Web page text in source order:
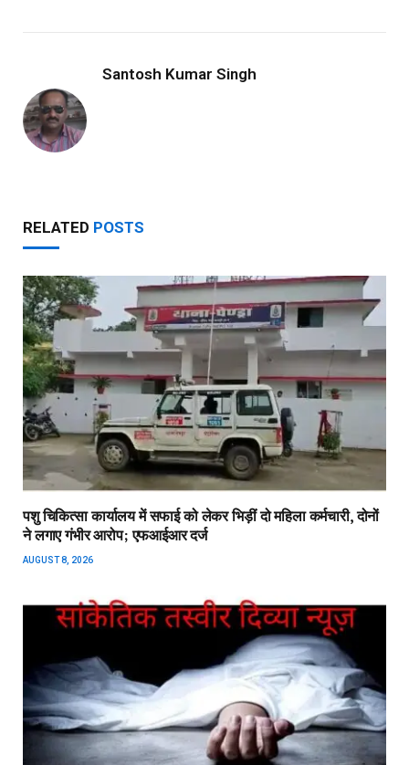
Santosh Kumar Singh
RELATED POSTS
पशु चिकित्सा कार्यालय में सफाई को लेकर भिड़ीं दो महिला कर्मचारी, दोनों
ने लगाए गंभीर आरोप; एफआईआर दर्ज
AUGUST 8, 2026